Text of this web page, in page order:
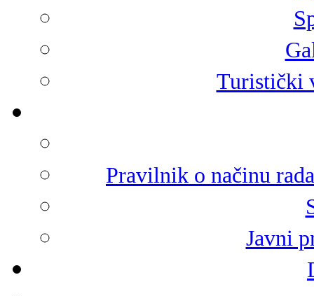
Turistički
Pravilnik o načinu
Javni